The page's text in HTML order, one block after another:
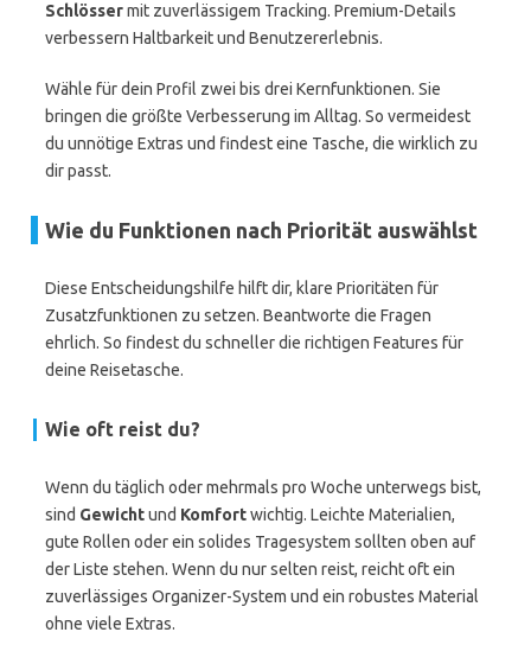
Schlössermit zuverlässigem Tracking. Premium-Details
verbessern Haltbarkeit und Benutzererlebnis.
Wähle für dein Profil zwei bis drei Kernfunktionen. Sie
bringen die größte Verbesserung im Alltag. So vermeidest
du unnötige Extras und findest eine Tasche, die wirklich zu
dir passt.
Wie du Funktionen nach Priorität auswählst
Diese Entscheidungshilfe hilft dir, klare Prioritäten für
Zusatzfunktionen zu setzen. Beantworte die Fragen
ehrlich. So findest du schneller die richtigen Features für
deine Reisetasche.
Wie oft reist du?
Wenn du täglich oder mehrmals pro Woche unterwegs bist,
sind Gewichtund Komfortwichtig. Leichte Materialien,
gute Rollen oder ein solides Tragesystem sollten oben auf
der Liste stehen. Wenn du nur selten reist, reicht oft ein
zuverlässiges Organizer-System und ein robustes Material
ohne viele Extras.